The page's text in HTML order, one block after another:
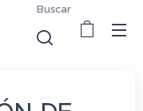
Buscar